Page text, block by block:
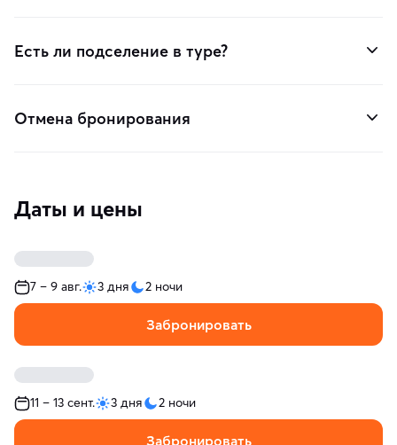
Есть ли подселение в туре?
Отмена бронирования
Даты и цены
7 – 9 авг. 3 дня 2 ночи
Забронировать
11 – 13 сент. 3 дня 2 ночи
Забронировать